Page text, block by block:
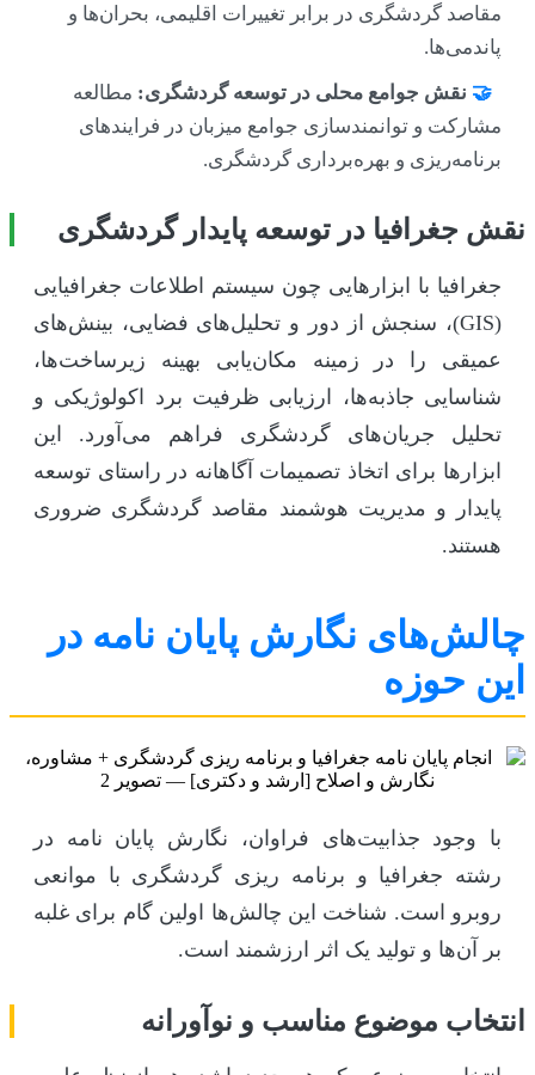
مقاصد گردشگری در برابر تغییرات اقلیمی، بحران‌ها و
پاندمی‌ها.
🤝 نقش جوامع محلی در توسعه گردشگری: مطالعه
مشارکت و توانمندسازی جوامع میزبان در فرایندهای
برنامه‌ریزی و بهره‌برداری گردشگری.
نقش جغرافیا در توسعه پایدار گردشگری
جغرافیا با ابزارهایی چون سیستم اطلاعات جغرافیایی
(GIS)، سنجش از دور و تحلیل‌های فضایی، بینش‌های
عمیقی را در زمینه مکان‌یابی بهینه زیرساخت‌ها،
شناسایی جاذبه‌ها، ارزیابی ظرفیت برد اکولوژیکی و
تحلیل جریان‌های گردشگری فراهم می‌آورد. این
ابزارها برای اتخاذ تصمیمات آگاهانه در راستای توسعه
پایدار و مدیریت هوشمند مقاصد گردشگری ضروری
هستند.
چالش‌های نگارش پایان نامه در
این حوزه
با وجود جذابیت‌های فراوان، نگارش پایان نامه در
رشته جغرافیا و برنامه ریزی گردشگری با موانعی
روبرو است. شناخت این چالش‌ها اولین گام برای غلبه
بر آن‌ها و تولید یک اثر ارزشمند است.
انتخاب موضوع مناسب و نوآورانه